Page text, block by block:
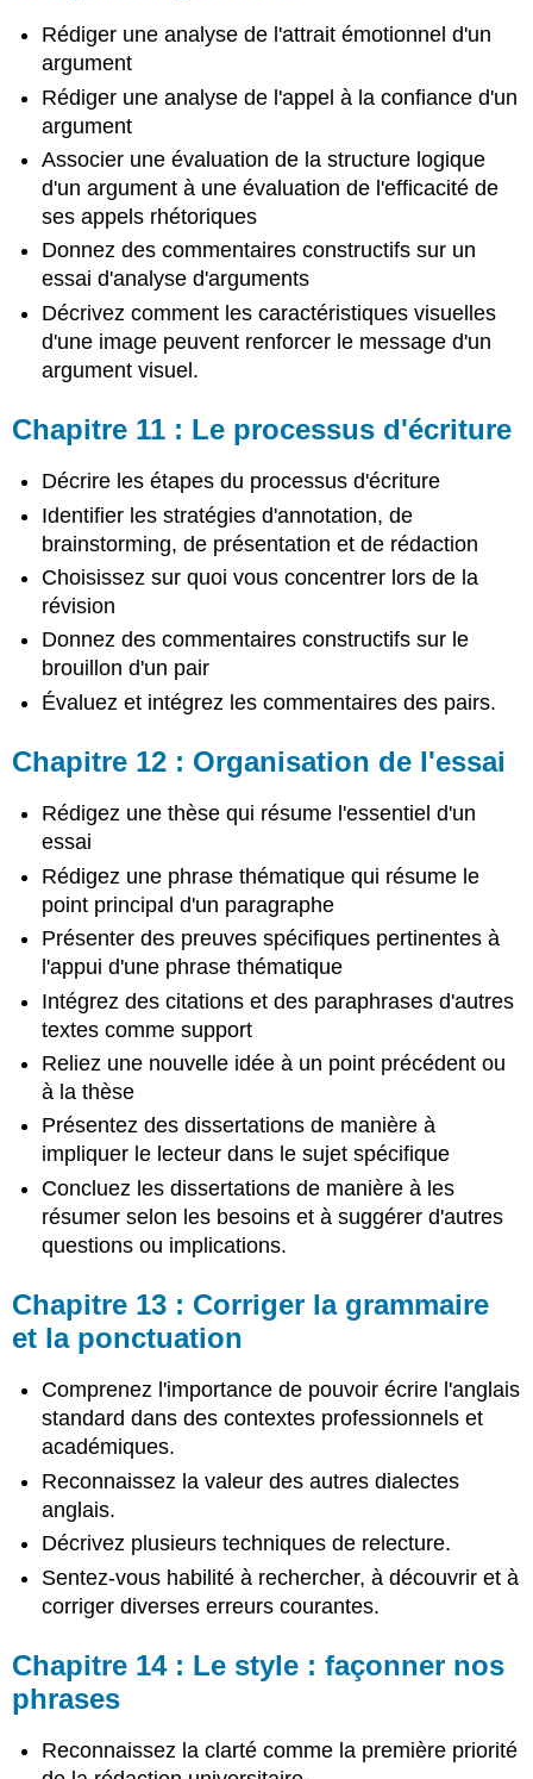
Rédiger une analyse de l'attrait émotionnel d'un
argument
Rédiger une analyse de l'appel à la confiance d'un
argument
Associer une évaluation de la structure logique
d'un argument à une évaluation de l'efficacité de
ses appels rhétoriques
Donnez des commentaires constructifs sur un
essai d'analyse d'arguments
Décrivez comment les caractéristiques visuelles
d'une image peuvent renforcer le message d'un
argument visuel.
Chapitre 11 : Le processus d'écriture
Décrire les étapes du processus d'écriture
Identifier les stratégies d'annotation, de
brainstorming, de présentation et de rédaction
Choisissez sur quoi vous concentrer lors de la
révision
Donnez des commentaires constructifs sur le
brouillon d'un pair
Évaluez et intégrez les commentaires des pairs.
Chapitre 12 : Organisation de l'essai
Rédigez une thèse qui résume l'essentiel d'un
essai
Rédigez une phrase thématique qui résume le
point principal d'un paragraphe
Présenter des preuves spécifiques pertinentes à
l'appui d'une phrase thématique
Intégrez des citations et des paraphrases d'autres
textes comme support
Reliez une nouvelle idée à un point précédent ou
à la thèse
Présentez des dissertations de manière à
impliquer le lecteur dans le sujet spécifique
Concluez les dissertations de manière à les
résumer selon les besoins et à suggérer d'autres
questions ou implications.
Chapitre 13 : Corriger la grammaire
et la ponctuation
Comprenez l'importance de pouvoir écrire l'anglais
standard dans des contextes professionnels et
académiques.
Reconnaissez la valeur des autres dialectes
anglais.
Décrivez plusieurs techniques de relecture.
Sentez-vous habilité à rechercher, à découvrir et à
corriger diverses erreurs courantes.
Chapitre 14 : Le style : façonner nos
phrases
Reconnaissez la clarté comme la première priorité